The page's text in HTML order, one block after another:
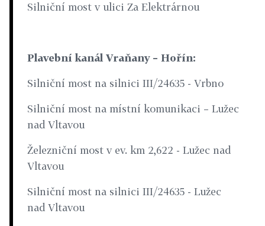
Silniční most v ulici Za Elektrárnou
Plavební kanál Vraňany – Hořín:
Silniční most na silnici III/24635 - Vrbno
Silniční most na místní komunikaci – Lužec
nad Vltavou
Železniční most v ev. km 2,622 - Lužec nad
Vltavou
Silniční most na silnici III/24635 - Lužec
nad Vltavou